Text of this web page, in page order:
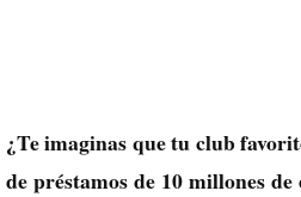
¿Te imaginas que tu club
de préstamos de 10 millones